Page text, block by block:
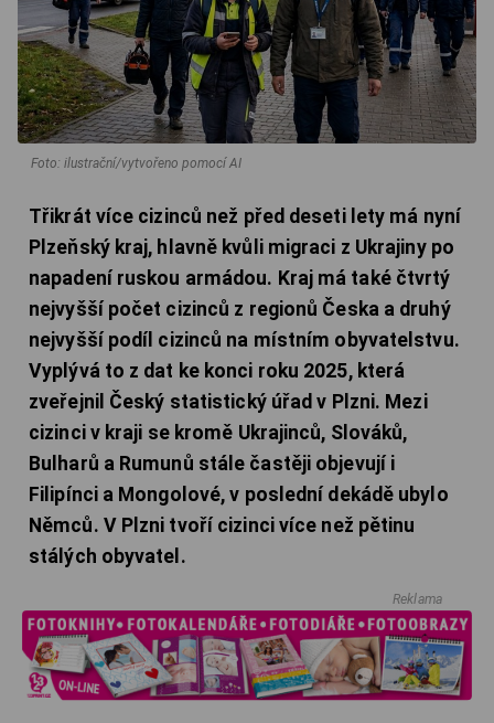
Foto: ilustrační/vytvořeno pomocí AI
Třikrát více cizinců než před deseti lety má nyní
Plzeňský kraj, hlavně kvůli migraci z Ukrajiny po
napadení ruskou armádou. Kraj má také čtvrtý
nejvyšší počet cizinců z regionů Česka a druhý
nejvyšší podíl cizinců na místním obyvatelstvu.
Vyplývá to z dat ke konci roku 2025, která
zveřejnil Český statistický úřad v Plzni. Mezi
cizinci v kraji se kromě Ukrajinců, Slováků,
Bulharů a Rumunů stále častěji objevují i
Filipínci a Mongolové, v poslední dekádě ubylo
Němců. V Plzni tvoří cizinci více než pětinu
stálých obyvatel.
Reklama